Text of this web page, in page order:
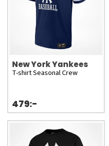
New York Yankees
T-shirt Seasonal Crew
479:-